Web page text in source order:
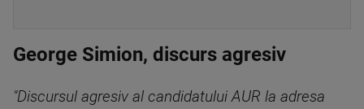
George Simion, discurs agresiv
"Discursul agresiv al candidatului AUR la adresa